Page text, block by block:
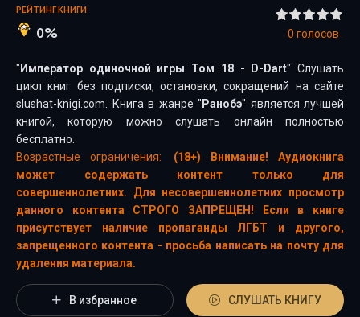
РЕЙТИНГ КНИГИ
0% 0 голосов
" Император одиночной игры Том 18 - D-Dart" Слушать
цикл книг без подписки, остановки, сокращений на сайте
slushat-knigi.com. Книга в жанре " Ранобэ" является лучшей
книгой, которую можно слушать онлайн полностью
бесплатно.
Возрастные ограничения:
(18+) Внимание! Аудиокнига
может содержать контент только для
совершеннолетних. Для несовершеннолетних просмотр
данного контента СТРОГО ЗАПРЕЩЕН! Если в книге
присутствует наличие пропаганды ЛГБТ и другого,
запрещенного контента - просьба написать на почту для
удаления материала.
В избранное СЛУШАТЬ КНИГУ